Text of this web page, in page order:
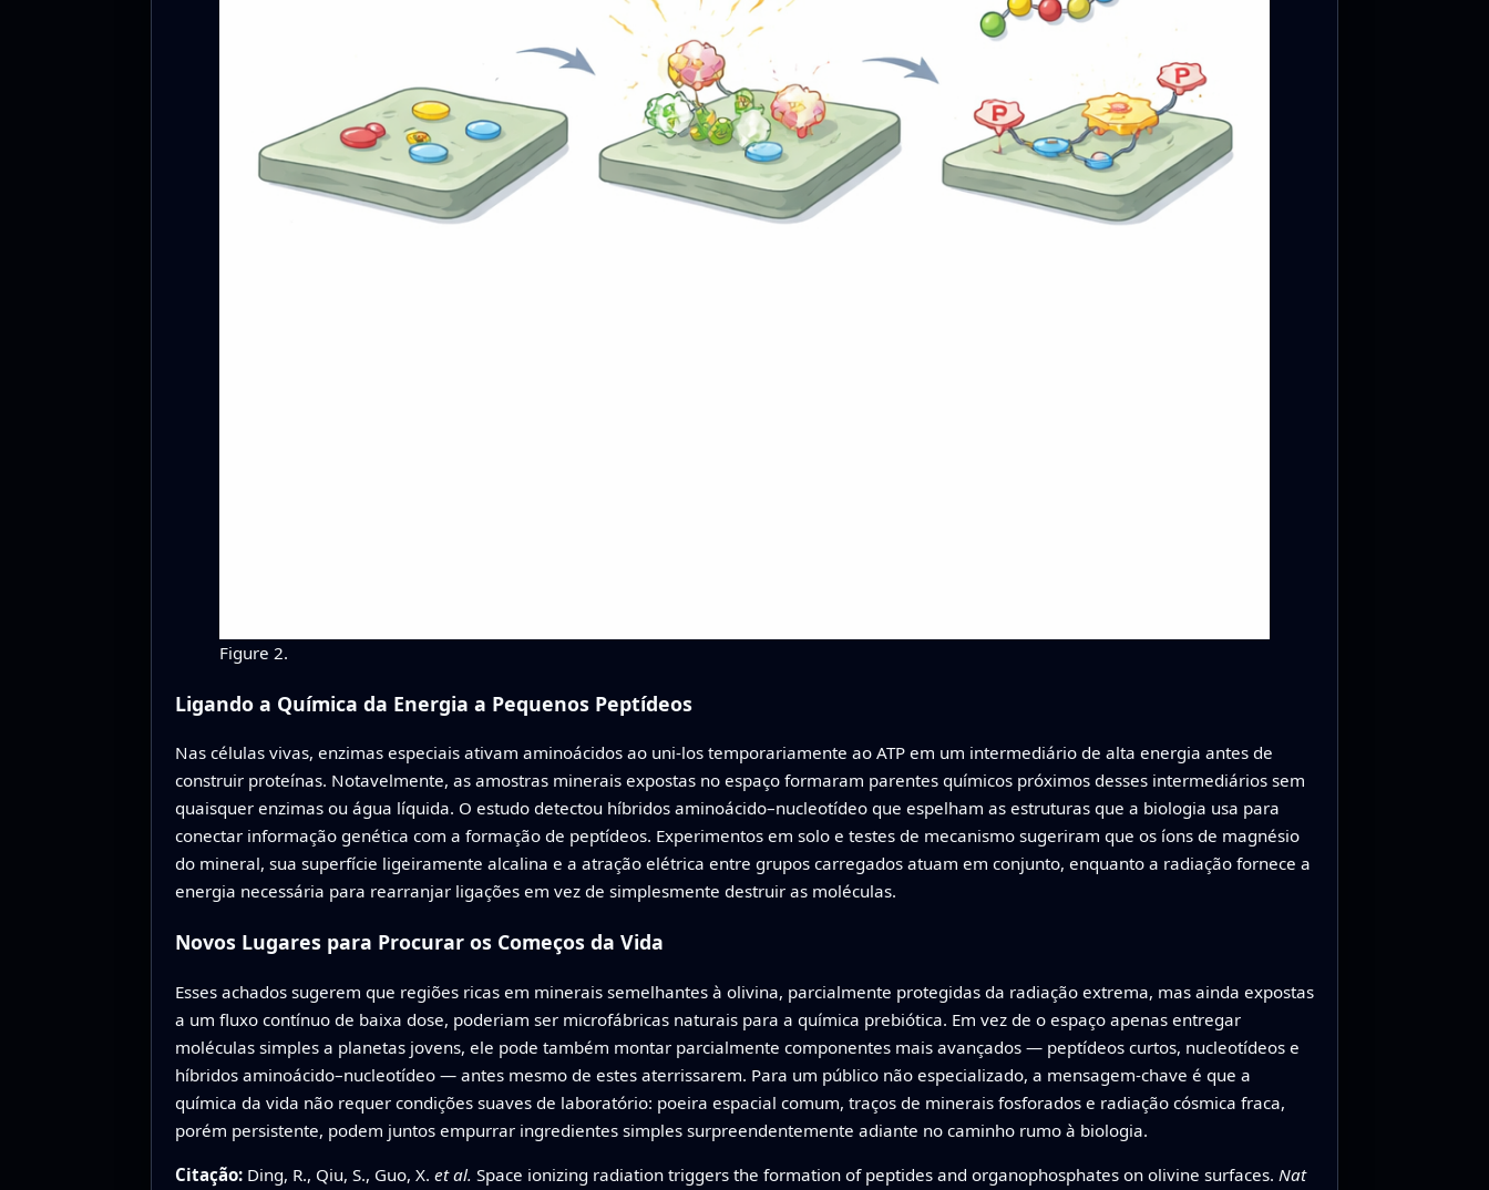
Figure 2.
Ligando a Química da Energia a Pequenos Peptídeos
Nas células vivas, enzimas especiais ativam aminoácidos ao uni‑los temporariamente ao ATP em um intermediário de alta energia antes de
construir proteínas. Notavelmente, as amostras minerais expostas no espaço formaram parentes químicos próximos desses intermediários sem
quaisquer enzimas ou água líquida. O estudo detectou híbridos aminoácido–nucleotídeo que espelham as estruturas que a biologia usa para
conectar informação genética com a formação de peptídeos. Experimentos em solo e testes de mecanismo sugeriram que os íons de magnésio
do mineral, sua superfície ligeiramente alcalina e a atração elétrica entre grupos carregados atuam em conjunto, enquanto a radiação fornece a
energia necessária para rearranjar ligações em vez de simplesmente destruir as moléculas.
Novos Lugares para Procurar os Começos da Vida
Esses achados sugerem que regiões ricas em minerais semelhantes à olivina, parcialmente protegidas da radiação extrema, mas ainda expostas
a um fluxo contínuo de baixa dose, poderiam ser microfábricas naturais para a química prebiótica. Em vez de o espaço apenas entregar
moléculas simples a planetas jovens, ele pode também montar parcialmente componentes mais avançados — peptídeos curtos, nucleotídeos e
híbridos aminoácido–nucleotídeo — antes mesmo de estes aterrissarem. Para um público não especializado, a mensagem-chave é que a
química da vida não requer condições suaves de laboratório: poeira espacial comum, traços de minerais fosforados e radiação cósmica fraca,
porém persistente, podem juntos empurrar ingredientes simples surpreendentemente adiante no caminho rumo à biologia.
Citação: Ding, R., Qiu, S., Guo, X. et al. Space ionizing radiation triggers the formation of peptides and organophosphates on olivine surfaces. Nat